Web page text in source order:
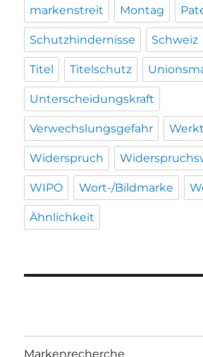
markenstreit Montag
Schutzhindernisse Schweiz
Titel Titelschutz
Unterscheidungskraft
Verwechslungsgefahr
Widerspruch
WIPO Wort-/Bildmarke
Ähnlichkeit
Markenrecherche